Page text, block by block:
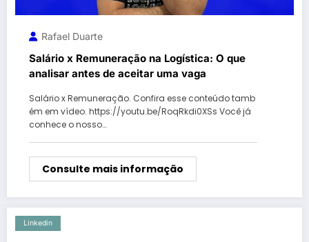
Rafael Duarte
Salário x Remuneração na Logística: O que
analisar antes de aceitar uma vaga
Salário x Remuneração. Confira esse conteúdo tamb
ém em vídeo. https://youtu.be/RoqRkdi0XSs Você já
conhece o nosso…
Consulte mais informação
Linkedin